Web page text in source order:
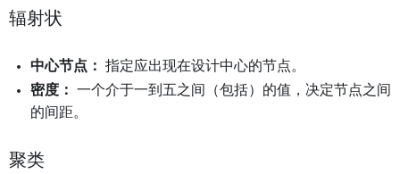
辐射状
中心节点：
指定应出现在设计中心的节点。
密度：
一个介于一到五之间（包括）的值，决定节点之间
的间距。
聚类